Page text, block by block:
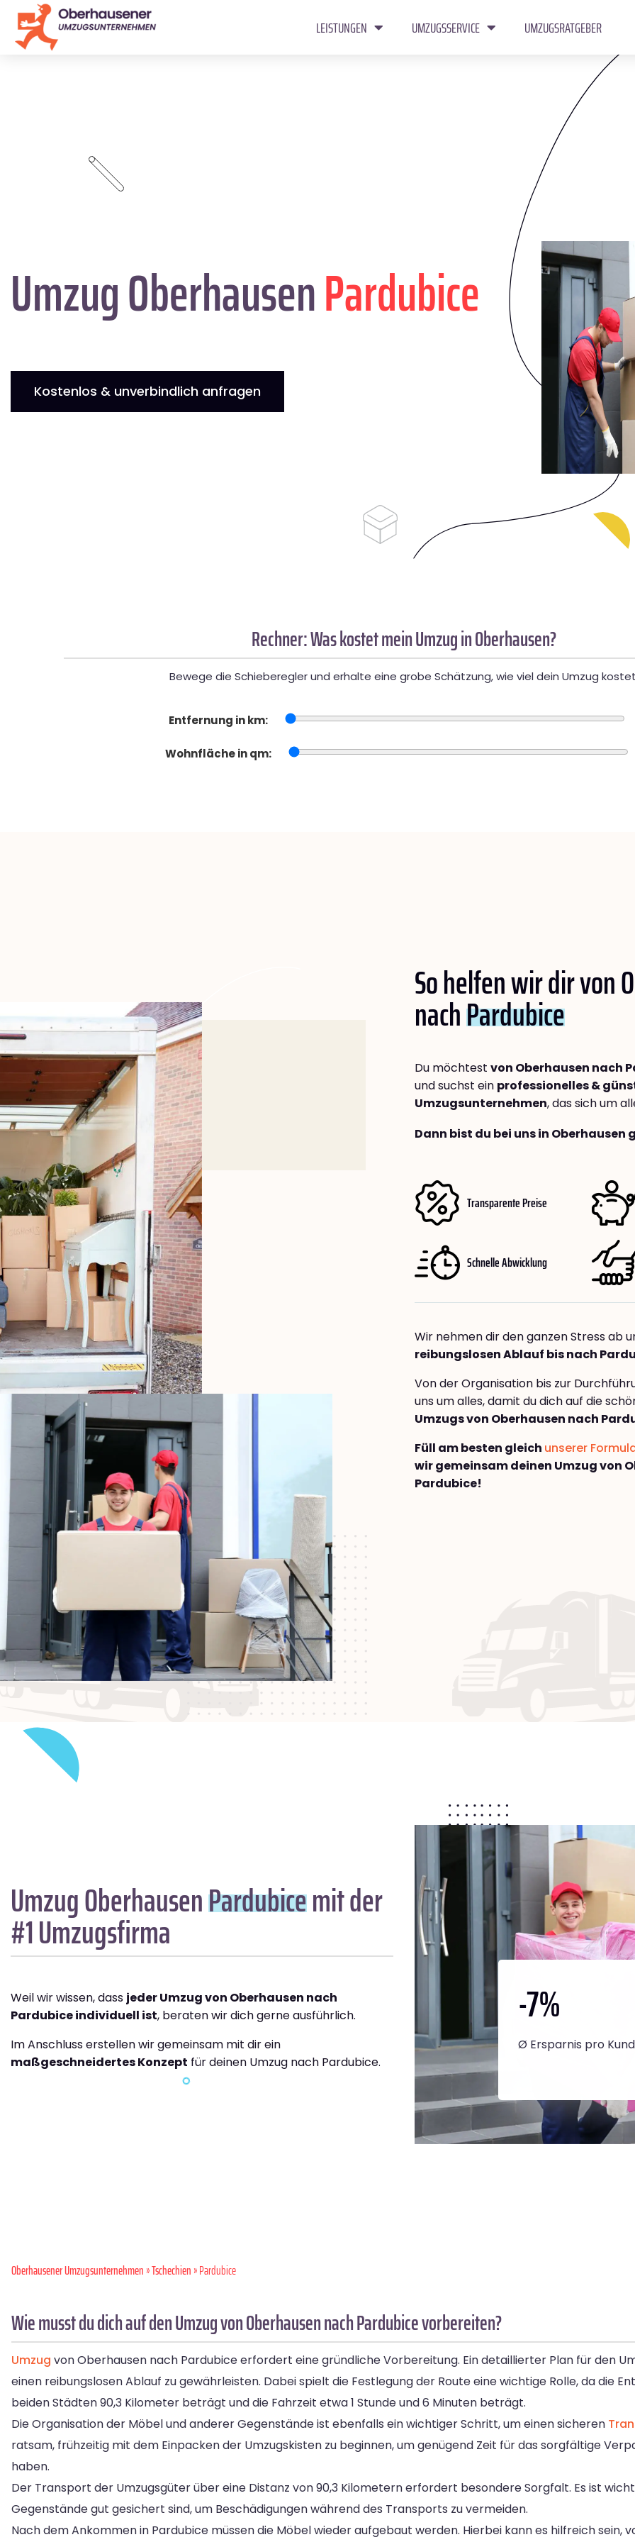
LEISTUNGEN UMZUGSSERVICE UMZUGSRATGEBER
Umzug OberhausenPardubice
Kostenlos & unverbindlich anfragen
Rechner: Was kostet mein Umzug in Oberhausen?
Bewege die Schieberegler und erhalte eine grobe Schätzung, wie viel dein Umzug
Entfernung in km:
Wohnfläche in qm:
So helfen wir dir von
nachPardubice
Du möchtest von Oberhausen nach
und suchst ein professionelles &
Umzugsunternehmen, das sich um
Dann bist du bei uns in
Transparente Preise
Schnelle Abwicklung
Wir nehmen dir den ganzen Stress ab
reibungslosen Ablauf bis nach
Von der Organisation bis zur
uns um alles, damit du dich auf die
Umzugs von Oberhausen nach
Füll am besten gleich unserer
wir gemeinsam deinen Umzug von
Pardubice!
Umzug OberhausenPardubicemit der
#1 Umzugsfirma
Weil wir wissen, dass jeder Umzug von Oberhausen nach
Pardubice individuell ist, beraten wir dich gerne ausführlich.
Im Anschluss erstellen wir gemeinsam mit dir ein
maßgeschneidertes Konzept für deinen Umzug nach Pardubice.
-7%
Ø Ersparnis pro
Oberhausener Umzugsunternehmen»Tschechien» Pardubice
Wie musst du dich auf den Umzug von Oberhausen nach Pardubice vorbereiten?
Umzug von Oberhausen nach Pardubice erfordert eine gründliche Vorbereitung. Ein detaillierter Plan für den
einen reibungslosen Ablauf zu gewährleisten. Dabei spielt die Festlegung der Route eine wichtige Rolle, da die
beiden Städten 90,3 Kilometer beträgt und die Fahrzeit etwa 1 Stunde und 6 Minuten beträgt.
Die Organisation der Möbel und anderer Gegenstände ist ebenfalls ein wichtiger Schritt, um einen sicheren
ratsam, frühzeitig mit dem Einpacken der Umzugskisten zu beginnen, um genügend Zeit für das sorgfältige
haben.
Der Transport der Umzugsgüter über eine Distanz von 90,3 Kilometern erfordert besondere Sorgfalt. Es ist
Gegenstände gut gesichert sind, um Beschädigungen während des Transports zu vermeiden.
Nach dem Ankommen in Pardubice müssen die Möbel wieder aufgebaut werden. Hierbei kann es hilfreich sein,